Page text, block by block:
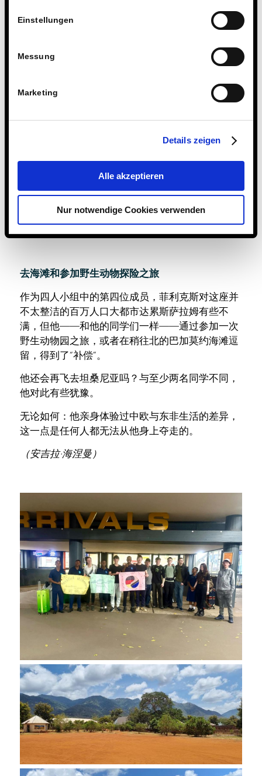
Einstellungen
Messung
Marketing
Details zeigen
Alle akzeptieren
Nur notwendige Cookies verwenden
并不完全准确，因为睡垫的底层其实是隔热材料。
“人会习惯的，”他眨眨眼说道——许多事情大概都
和陌生的环境显得不那么重要了。
普洛赫最初留在了坦桑尼亚，陪伴这些青少年度过
则与其他学生共同生活——他们与“一个世界中学”
（One World Secondary School）的其他学生一起，融
入了该校的日常安排，包括上课、体育活动和休闲
娱乐。
去海滩和参加野生动物探险之旅
作为四人小组中的第四位成员，菲利克斯对这座并
不太整洁的百万人口大都市达累斯萨拉姆有些不
满，但他——和他的同学们一样——通过参加一次
野生动物园之旅，或者在稍往北的巴加莫约海滩逗
留，得到了“补偿”。
他还会再飞去坦桑尼亚吗？与至少两名同学不同，
他对此有些犹豫。
无论如何：他亲身体验过中欧与东非生活的差异，
这一点是任何人都无法从他身上夺走的。
（安吉拉·海涅曼）